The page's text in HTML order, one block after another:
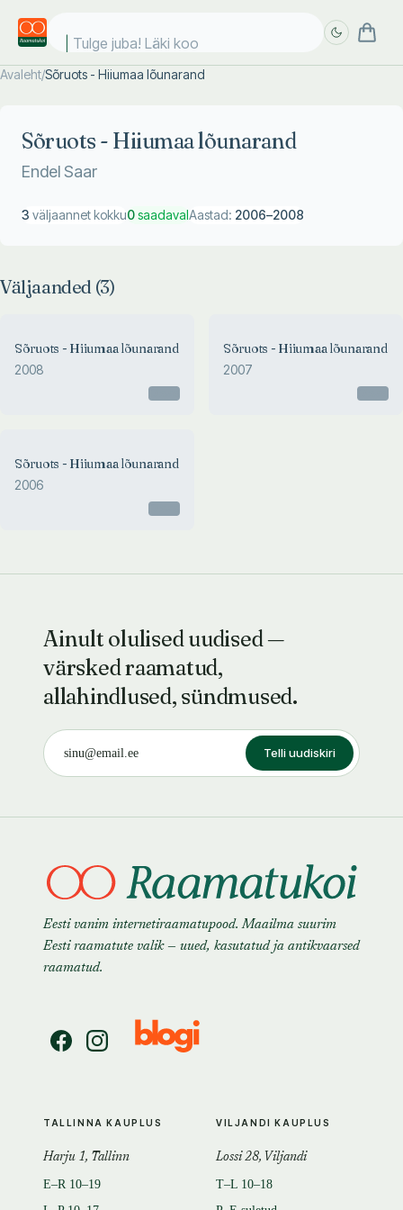
Tulge juba! Läki kool
Avaleht/Sõruots - Hiiumaa lõunarand
Sõruots - Hiiumaa lõunarand
Endel Saar
3 väljaannet kokku0saadavalAastad: 2006–2008
Väljaanded (3)
Sõruots - Hiiumaa lõunarand
2008
Sõruots - Hiiumaa lõunarand
2007
Sõruots - Hiiumaa lõunarand
2006
Ainult olulised uudised —
värsked raamatud,
allahindlused, sündmused.
Telli uudiskiri
Eesti vanim internetiraamatupood. Maailma suurim
Eesti raamatute valik — uued, kasutatud ja antikvaarsed
raamatud.
TALLINNA KAUPLUS
Harju 1, Tallinn
E–R 10–19
VILJANDI KAUPLUS
Lossi 28, Viljandi
T–L 10–18